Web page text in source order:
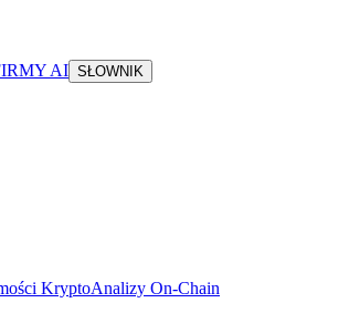
AI SŁOWNIK
KryptoAnalizy On-Chain